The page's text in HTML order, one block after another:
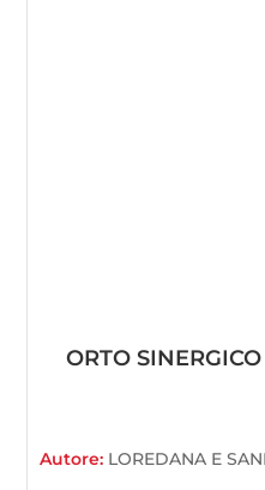
ORTO
Autore: LOREDANA E